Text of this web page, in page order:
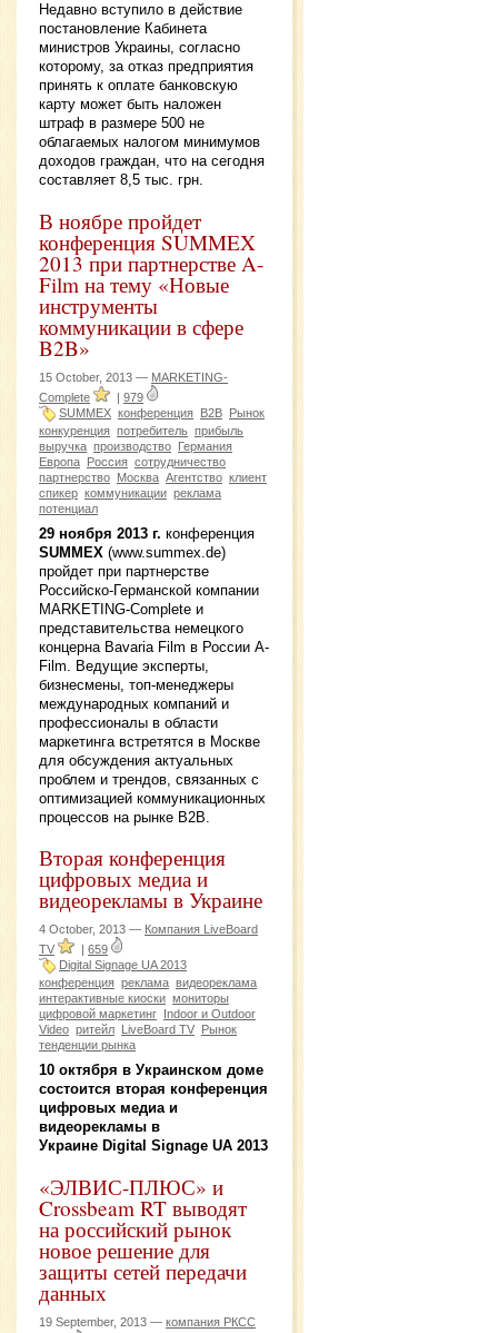
Недавно вступило в действие
постановление Кабинета
министров Украины, согласно
которому, за отказ предприятия
принять к оплате банковскую
карту может быть наложен
штраф в размере 500 не
облагаемых налогом минимумов
доходов граждан, что на сегодня
составляет 8,5 тыс. грн.
В ноябре пройдет
конференция SUMMEX
2013 при партнерстве A-
Film на тему «Новые
инструменты
коммуникации в сфере
B2B»
15 October, 2013 — MARKETING-
Complete
| 979
SUMMEX конференция B2B Рынок
конкуренция потребитель прибыль
выручка производство Германия
Европа Россия сотрудничество
партнерство Москва Агентство клиент
спикер коммуникации реклама
потенциал
29 ноября 2013 г. конференция
SUMMEX (www.summex.de)
пройдет при партнерстве
Российско-Германской компании
MARKETING-Complete и
представительства немецкого
концерна Bavaria Film в России A-
Film. Ведущие эксперты,
бизнесмены, топ-менеджеры
международных компаний и
профессионалы в области
маркетинга встретятся в Москве
для обсуждения актуальных
проблем и трендов, связанных с
оптимизацией коммуникационных
процессов на рынке B2B.
Вторая конференция
цифровых медиа и
видеорекламы в Украине
4 October, 2013 — Компания LiveBoard
TV
659
Digital Signage UA 2013
конференция реклама видеореклама
интерактивные киоски мониторы
цифровой маркетинг
Indoor и Outdoor
Video ритейл LiveBoard TV
Рынок
тенденции рынка
10 октября в Украинском доме
состоится вторая конференция
цифровых медиа и
видеорекламы в
Украине Digital Signage UA 2013
«ЭЛВИС-ПЛЮС» и
Crossbeam RT выводят
на российский рынок
новое решение для
защиты сетей передачи
данных
19 September, 2013 — компания РКСС